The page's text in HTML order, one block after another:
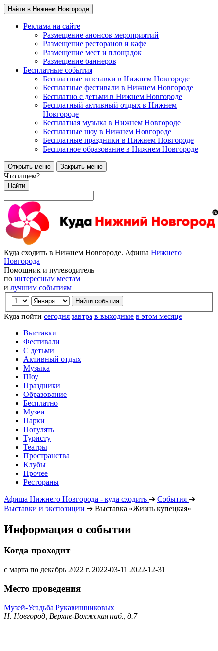
Найти в Нижнем Новгороде
Реклама на сайте
Размещение анонсов мероприятий
Размещение ресторанов и кафе
Размещение мест и площадок
Размещение баннеров
Бесплатные события
Бесплатные выставки в Нижнем Новгороде
Бесплатные фестивали в Нижнем Новгороде
Бесплатно с детьми в Нижнем Новгороде
Бесплатный активный отдых в Нижнем
Новгороде
Бесплатная музыка в Нижнем Новгороде
Бесплатные шоу в Нижнем Новгороде
Бесплатные праздники в Нижнем Новгороде
Бесплатное образование в Нижнем Новгороде
Открыть меню Закрыть меню
Что ищем?
Найти
Куда сходить в Нижнем Новгороде. Афиша Нижнего
Новгорода
Помощник и путеводитель
по интересным местам
и лучшим событиям
Куда пойти сегодня завтра в выходные в этом месяце
Выставки
Фестивали
С детьми
Активный отдых
Музыка
Шоу
Праздники
Образование
Бесплатно
Музеи
Парки
Погулять
Туристу
Театры
Пространства
Клубы
Прочее
Рестораны
Афиша Нижнего Новгорода - куда сходить ➔ События ➔
Выставки и экспозиции ➔ Выставка «Жизнь купецкая»
Информация о событии
Когда проходит
с марта по декабрь 2022 г. 2022-03-11 2022-12-31
Место проведения
Музей-Усадьба Рукавишниковых
Н. Новгород, Верхне-Волжская наб., д.7